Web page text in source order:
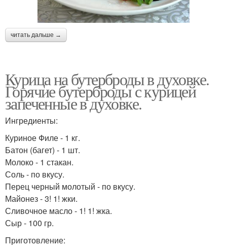
читать дальше →
Курица на бутерброды в духовке.
Горячие бутерброды с курицей
запеченные в духовке.
Ингредиенты:
Куриное Филе - 1 кг.
Батон (багет) - 1 шт.
Молоко - 1 стакан.
Соль - по вкусу.
Перец черный молотый - по вкусу.
Майонез - 3! 1! жки.
Сливочное масло - 1! 1! жка.
Сыр - 100 гр.
Приготовление: